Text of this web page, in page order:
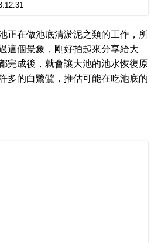
正在做池底清淤泥之類的工作，所
這個景象，剛好拍起來分享給大
完成後，就會讓大池的池水恢復原
多的白鷺鷥，推估可能在吃池底的